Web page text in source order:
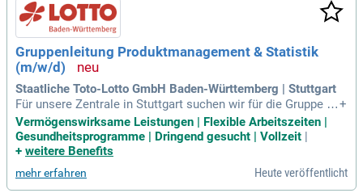
Gruppenleitung Produktmanagement & Statistik
(m/w/d)
Staatliche Toto-Lotto GmbH Baden-Württemberg | Stuttgart
Für unsere Zentrale in Stuttgart suchen wir für die Gruppe Pr
oduktmanagement & Statistik innerhalb der Abteilung Vertri
eb & Produktmanagement ab sofort eine/n: Gruppenleitung
Produktmanagement & Statistik (m/w/d) Aufgaben: Führun
+
Vermögenswirksame Leistungen | Flexible Arbeitszeiten |
Gesundheitsprogramme | Dringend gesucht | Vollzeit |
+ weitere Benefits
mehr erfahren Heute veröffentlicht